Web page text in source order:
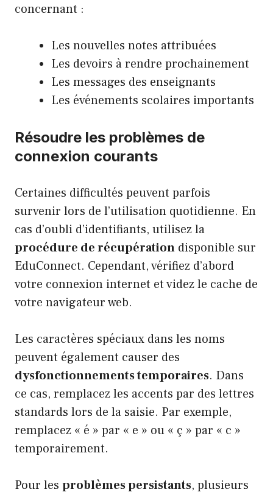
concernant :
Les nouvelles notes attribuées
Les devoirs à rendre prochainement
Les messages des enseignants
Les événements scolaires importants
Résoudre les problèmes de
connexion courants
Certaines difficultés peuvent parfois
survenir lors de l’utilisation quotidienne. En
cas d’oubli d’identifiants, utilisez la
procédure de récupération disponible sur
EduConnect. Cependant, vérifiez d’abord
votre connexion internet et videz le cache de
votre navigateur web.
Les caractères spéciaux dans les noms
peuvent également causer des
dysfonctionnements temporaires. Dans
ce cas, remplacez les accents par des lettres
standards lors de la saisie. Par exemple,
remplacez « é » par « e » ou « ç » par « c »
temporairement.
Pour les problèmes persistants, plusieurs